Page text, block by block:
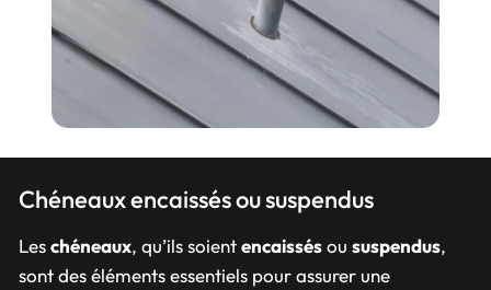
Chéneaux encaissés ou suspendus
Leschéneaux, qu’ils soientencaissésou suspendus,
sont des éléments essentiels pour assurer une